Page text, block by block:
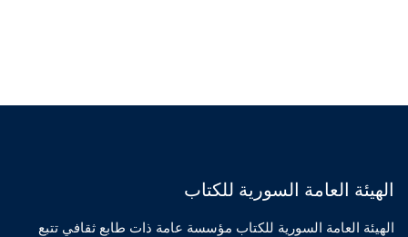
الهيئة العامة السورية للكتاب
الهيئة العامة السورية للكتاب مؤسسة عامة ذات طابع ثقافي تتبع